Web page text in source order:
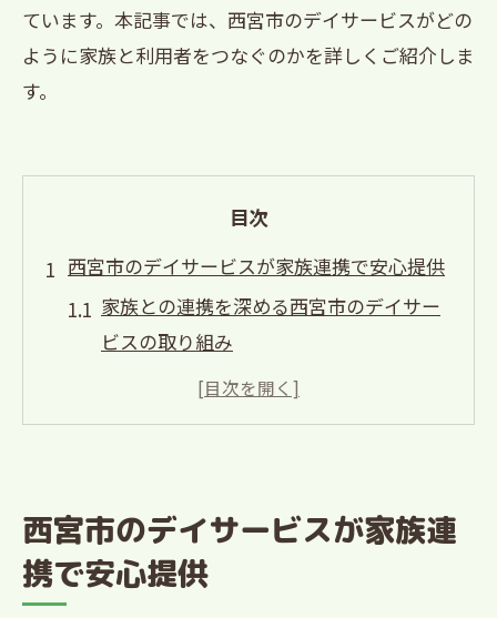
ています。本記事では、西宮市のデイサービスがどの
ように家族と利用者をつなぐのかを詳しくご紹介しま
す。
目次
西宮市のデイサービスが家族連携で安心提供
家族との連携を深める西宮市のデイサー
ビスの取り組み
安心を提供するための情報共有の重要性
家族の声を活かしたサービス改善
利用者との信頼関係を築くための工夫
西宮市デイサービスの具体的な家族サポ
西宮市のデイサービスが家族連
携で安心提供